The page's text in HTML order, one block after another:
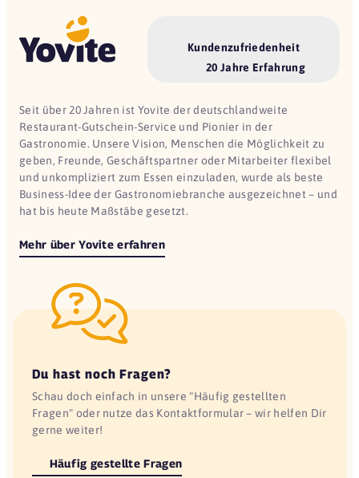
Kundenzufriedenheit
20 Jahre Erfahrung
Seit über 20 Jahren ist Yovite der deutschlandweite
Restaurant-Gutschein-Service und Pionier in der
Gastronomie. Unsere Vision, Menschen die Möglichkeit zu
geben, Freunde, Geschäftspartner oder Mitarbeiter flexibel
und unkompliziert zum Essen einzuladen, wurde als beste
Business-Idee der Gastronomiebranche ausgezeichnet – und
hat bis heute Maßstäbe gesetzt.
Mehr über Yovite erfahren
Du hast noch Fragen?
Schau doch einfach in unsere "Häufig gestellten
Fragen" oder nutze das Kontaktformular – wir helfen Dir
gerne weiter!
Häufig gestellte Fragen